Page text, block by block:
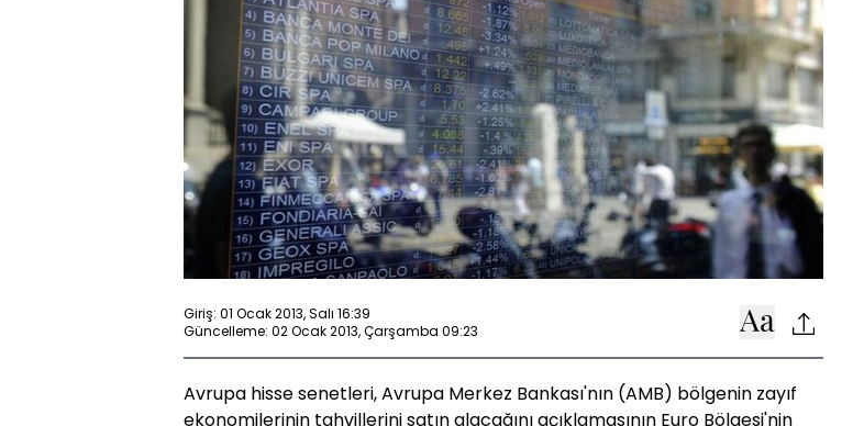
Giriş: 01 Ocak 2013, Salı 16:39
Güncelleme: 02 Ocak 2013, Çarşamba 09:23
Avrupa hisse senetleri, Avrupa Merkez Bankası'nın (AMB) bölgenin zayıf
ekonomilerinin tahvillerini satın alacağını açıklamasının Euro Bölgesi'nin